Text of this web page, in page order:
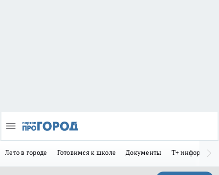
Лето в городе Готовимся к школе Документы Т+